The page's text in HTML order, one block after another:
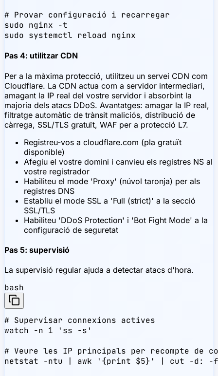
# Provar configuració i recarregar
sudo nginx -t
sudo systemctl reload nginx
Pas 4: utilitzar CDN
Per a la màxima protecció, utilitzeu un servei CDN com
Cloudflare. La CDN actua com a servidor intermediari,
amagant la IP real del vostre servidor i absorbint la
majoria dels atacs DDoS. Avantatges: amagar la IP real,
filtratge automàtic de trànsit maliciós, distribució de
càrrega, SSL/TLS gratuït, WAF per a protecció L7.
Registreu-vos a cloudflare.com (pla gratuït
disponible)
Afegiu el vostre domini i canvieu els registres NS al
vostre registrador
Habiliteu el mode 'Proxy' (núvol taronja) per als
registres DNS
Establiu el mode SSL a 'Full (strict)' a la secció
SSL/TLS
Habiliteu 'DDoS Protection' i 'Bot Fight Mode' a la
configuració de seguretat
Pas 5: supervisió
La supervisió regular ajuda a detectar atacs d'hora.
bash
# Supervisar connexions actives
watch -n 1 'ss -s'
# Veure les IP principals per recompte de
netstat -ntu | awk '{print $5}' | cut -d: